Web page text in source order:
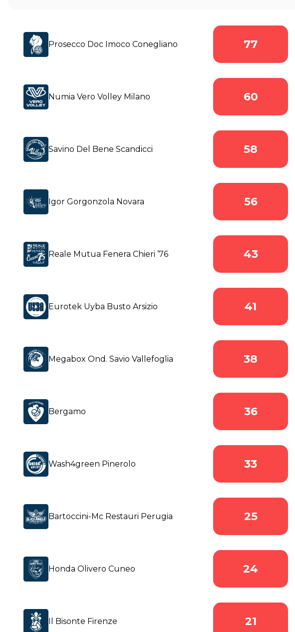
Prosecco Doc Imoco Conegliano 77
Numia Vero Volley Milano 60
Savino Del Bene Scandicci 58
Igor Gorgonzola Novara 56
Reale Mutua Fenera Chieri ’76 43
Eurotek Uyba Busto Arsizio 41
Megabox Ond. Savio Vallefoglia 38
Bergamo 36
Wash4green Pinerolo 33
Bartoccini-Mc Restauri Perugia 25
Honda Olivero Cuneo 24
Il Bisonte Firenze 21